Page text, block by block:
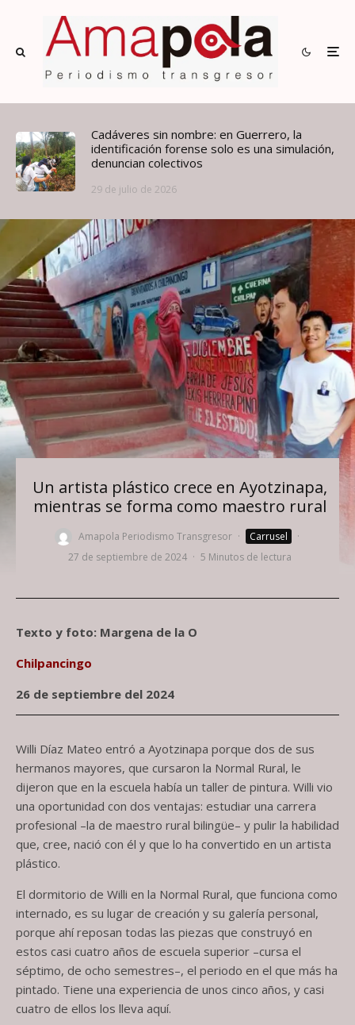
Cadáveres sin nombre: en Guerrero, la
identificación forense solo es una simulación,
denuncian colectivos
29 de julio de 2026
Un artista plástico crece en Ayotzinapa,
mientras se forma como maestro rural
Amapola Periodismo Transgresor · Carrusel
·
27 de septiembre de 2024 · 5 Minutos de lectura
Texto y foto: Margena de la O
Chilpancingo
26 de septiembre del 2024
Willi Díaz Mateo entró a Ayotzinapa porque dos de sus
hermanos mayores, que cursaron la Normal Rural, le
dijeron que en la escuela había un taller de pintura. Willi vio
una oportunidad con dos ventajas: estudiar una carrera
profesional –la de maestro rural bilingüe– y pulir la habilidad
que, cree, nació con él y que lo ha convertido en un artista
plástico.
El dormitorio de Willi en la Normal Rural, que funciona como
internado, es su lugar de creación y su galería personal,
porque ahí reposan todas las piezas que construyó en
estos casi cuatro años de escuela superior –cursa el
séptimo, de ocho semestres–, el periodo en el que más ha
pintado. Tiene una experiencia de unos cinco años, y casi
cuatro de ellos los lleva aquí.